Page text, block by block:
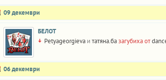
09 декември
БЕЛОТ
Petyageorgieva и татяна.базагубиха от
06 декември